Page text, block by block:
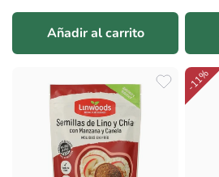
Añadir al carrito
-11%